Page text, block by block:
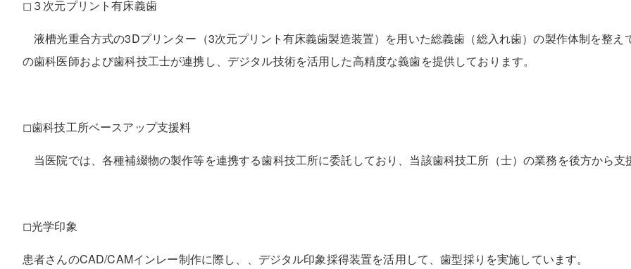
◻︎３次元プリント有床義歯
液槽光重合方式の3Dプリンター（3次元プリント有床義歯製造装置）を用いた総義歯（総入れ歯）の製作体制を整え
の歯科医師および歯科技工士が連携し、デジタル技術を活用した高精度な義歯を提供しております。
◻︎歯科技工所ベースアップ支援料
当医院では、各種補綴物の製作等を連携する歯科技工所に委託しており、当該歯科技工所（士）の業務を後方から支
◻︎光学印象
患者さんのCAD/CAMインレー制作に際し、、デジタル印象採得装置を活用して、歯型採りを実施しています。